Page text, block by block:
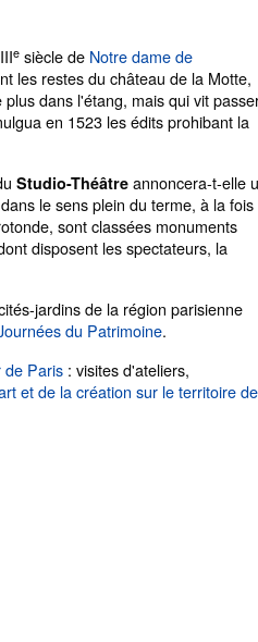
e siècle de Notre dame de
les restes du château de la Motte,
dans l'étang, mais qui vit
en 1523 les édits prohibant la
Studio-Théâtre annoncera-t-elle
le sens plein du terme, à la fois
sont classées monuments
disposent les spectateurs, la
jardins de la région parisienne
du Patrimoine.
de Paris : visites d'ateliers,
et de la création sur le territoire de